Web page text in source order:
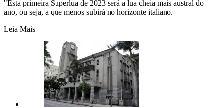
"Esta primeira Superlua de 2023 será a lua cheia mais austral do
ano, ou seja, a que menos subirá no horizonte italiano.
Leia Mais